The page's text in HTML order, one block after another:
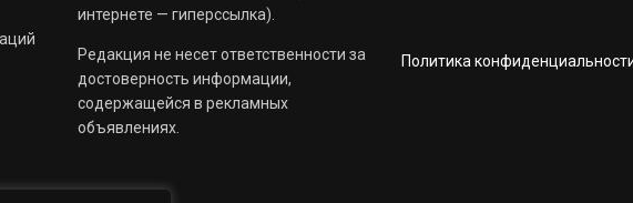
интернете — гиперссылка).
Редакция не несет ответственности за
достоверность информации,
содержащейся в рекламных
объявлениях.
Политика